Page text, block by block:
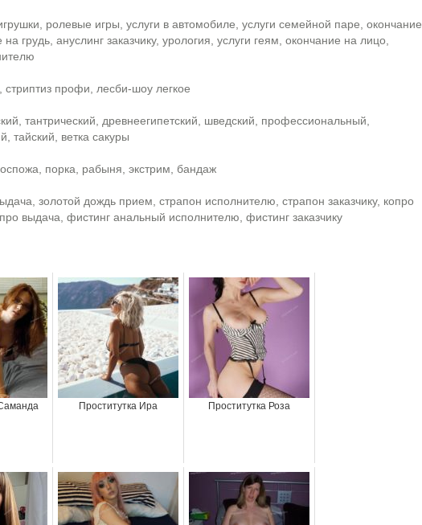
ролевые игры, услуги в автомобиле, услуги семейной паре, окончание
грудь, ануслинг заказчику, урология, услуги геям, окончание на лицо,
профи, лесби-шоу легкое
тантрический, древнеегипетский, шведский, профессиональный,
тайский, ветка сакуры
порка, рабыня, экстрим, бандаж
золотой дождь прием, страпон исполнителю, страпон заказчику, копро
выдача, фистинг анальный исполнителю, фистинг заказчику
Проститутка Ира Проститутка Роза